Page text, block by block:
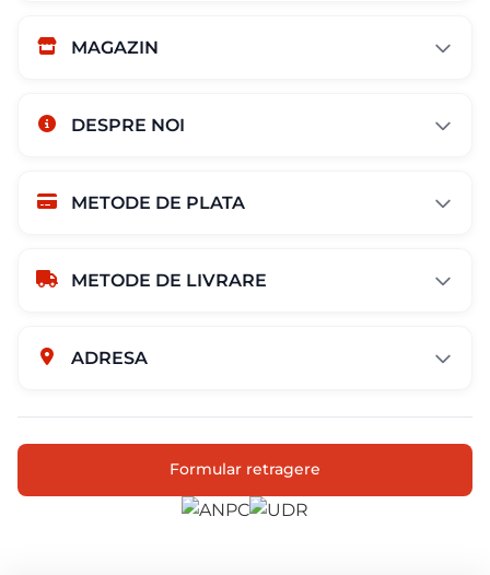
MAGAZIN
DESPRE NOI
METODE DE PLATA
METODE DE LIVRARE
ADRESA
Formular retragere